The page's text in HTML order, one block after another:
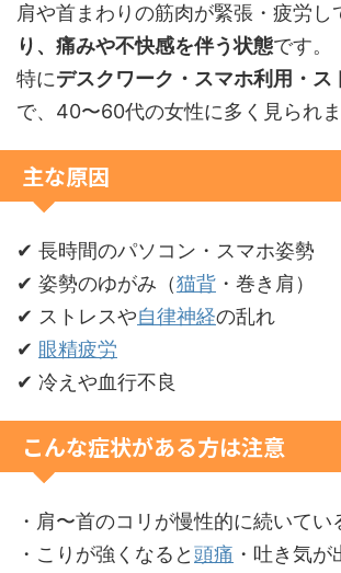
肩や首まわりの筋肉が緊張・疲労し
り、痛みや不快感を伴う状態です。
特にデスクワーク・スマホ利用・ス
で、40〜60代の女性に多く見られま
主な原因
✔ 長時間のパソコン・スマホ姿勢
✔ 姿勢のゆがみ（猫背 ・巻き肩）
✔ ストレスや自律神経の乱れ
✔ 眼精疲労
✔ 冷えや血行不良
こんな症状がある方は注意
・肩〜首のコリが慢性的に続いてい
・こりが強くなると頭痛 ・吐き気が